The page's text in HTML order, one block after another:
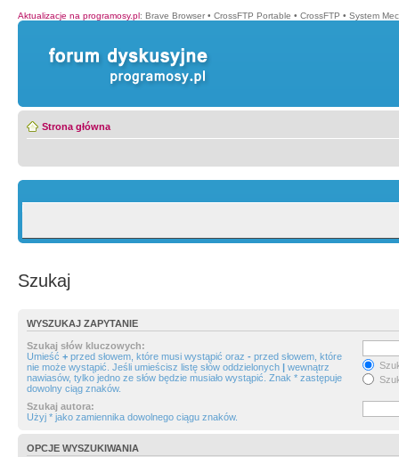
Aktualizacje na programosy.pl: Brave Browser • CrossFTP Portable • CrossFTP • System
Strona główna
Szukaj
WYSZUKAJ ZAPYTANIE
Szukaj słów kluczowych:
Umieść + przed słowem, które musi wystąpić oraz - przed słowem, które
nie może wystąpić. Jeśli umieścisz listę słów oddzielonych | wewnątrz
nawiasów, tylko jedno ze słów będzie musiało wystąpić. Znak * zastępuje
dowolny ciąg znaków.
Szukaj autora:
Użyj * jako zamiennika dowolnego ciągu znaków.
OPCJE WYSZUKIWANIA